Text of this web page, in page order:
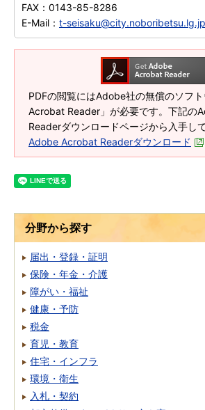
FAX： 0143-85-8286
E-Mail： t-seisaku@city.noboribetsu.lg.jp
PDFの閲覧にはAdobe社の無償のソフ
Acrobat Reader」が必要です。下記の
Readerダウンロードページから入手し
Adobe Acrobat Readerダウンロード
分野から探す
届出・登録・証明
保険・年金・介護
障がい・福祉
健康・予防
税金
育児・教育
住宅・インフラ
環境・衛生
入札・契約